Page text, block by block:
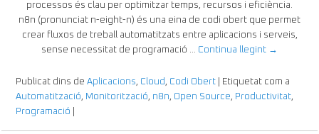
processos és clau per optimitzar temps, recursos i eficiència.
n8n (pronunciat n-eight-n) és una eina de codi obert que permet
crear fluxos de treball automatitzats entre aplicacions i serveis,
sense necessitat de programació … Continua llegint →
Publicat dins de Aplicacions, Cloud , Codi Obert
Etiquetat com a
Automatització, Monitorització, n8n, Open Source, Productivitat,
Programació